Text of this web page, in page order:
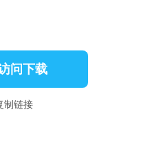
问下载
制链接